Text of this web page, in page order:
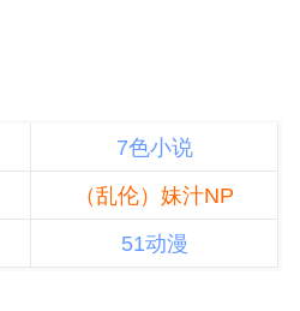
7色小说
（乱伦）妹汁NP
51动漫